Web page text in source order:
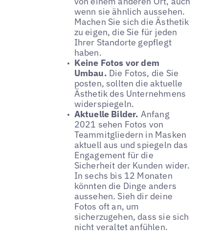
wenn sie ähnlich aussehen.
Machen Sie sich die Ästhetik
zu eigen, die Sie für jeden
Ihrer Standorte gepflegt
haben.
Keine Fotos vor dem
Umbau. Die Fotos, die Sie
posten, sollten die aktuelle
Ästhetik des Unternehmens
widerspiegeln.
Aktuelle Bilder. Anfang
2021 sehen Fotos von
Teammitgliedern in Masken
aktuell aus und spiegeln das
Engagement für die
Sicherheit der Kunden wider.
In sechs bis 12 Monaten
könnten die Dinge anders
aussehen. Sieh dir deine
Fotos oft an, um
sicherzugehen, dass sie sich
nicht veraltet anfühlen.